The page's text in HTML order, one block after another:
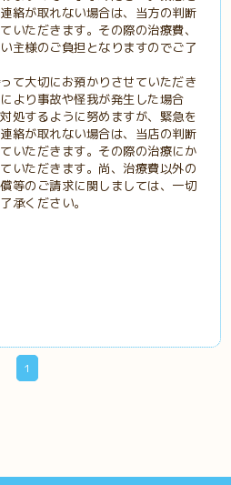
絡が取れない場合は、当方の判断
いただきます。その際の治療費、
主様のご負担となりますのでご了
て大切にお預かりさせていただき
より事故や怪我が発生した場合
処するように努めますが、緊急を
絡が取れない場合は、当店の判断
いただきます。その際の治療にか
いただきます。尚、治療費以外の
等のご請求に関しましては、一切
承ください。
1